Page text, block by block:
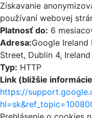
Získavanie
používaní webovej
Platnosť do: 6
Adresa:Google
Street, Dublin 4, Ireland
Typ: HTTP
Link (bližšie
https://